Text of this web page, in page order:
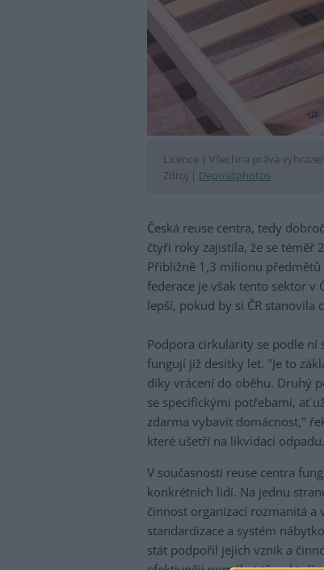
Licence | Všechna práva
Zdroj | Depositphotos
Česká reuse centra, tedy
čtyři roky zajistila, že se téměř
Přibližně 1,3 milionu předmětů
federace je však tento sektor v
lepší, pokud by si ČR stanovila
Podpora cirkularity se podle ní
fungují již desítky let. "Je to
díky vrácení do oběhu. Druhý
se specifickými potřebami, ať
zdarma vybavit domácnost,"
které ušetří na likvidaci odpadu.
V současnosti reuse centra
konkrétních lidí. Na jednu
činnost organizací rozmanitá
standardizace a systém
stát podpořil jejich vznik a